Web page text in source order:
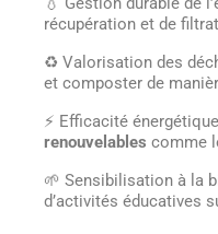
récupération et de
♻️ Valorisation des
et composter de
⚡ Efficacité
renouvelables comme
🌱 Sensibilisation à la
d’activités éducatives